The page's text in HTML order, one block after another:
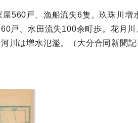
560戸、漁船流失6隻。玖珠川
戸、水田流失100余町歩。花月
川は増水氾濫。（大分合同新聞